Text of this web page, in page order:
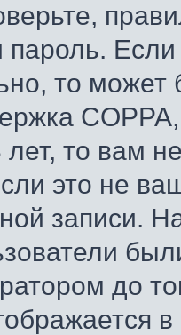
пароль.
то может
то вам
это не
записи.
до